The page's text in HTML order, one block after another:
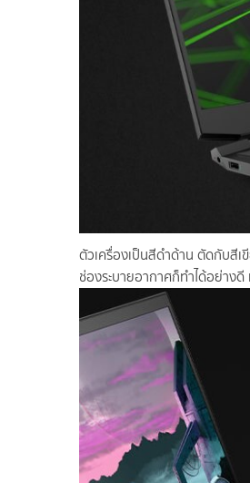
ตัวเครื่องเป็นสีดำด้าน ตัดกับสี
ช่องระบายอากาศก็ทำได้อย่าง